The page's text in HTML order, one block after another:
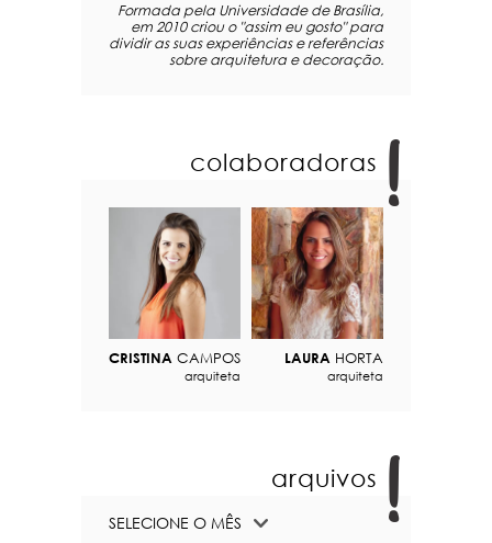
Formada pela Universidade de Brasília,
em 2010 criou o "assim eu gosto" para
dividir as suas experiências e referências
sobre arquitetura e decoração.
colaboradoras
CRISTINA CAMPOS
arquiteta
LAURA HORTA
arquiteta
arquivos